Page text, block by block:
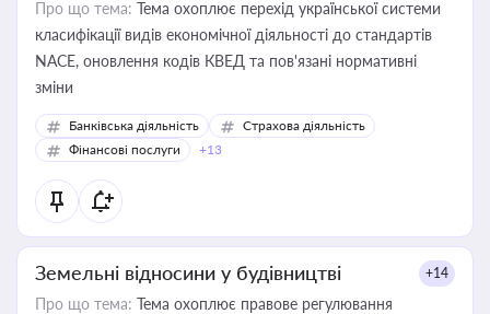
Про що тема: Тема охоплює перехід української системи
класифікації видів економічної діяльності до стандартів
NACE, оновлення кодів КВЕД та пов'язані нормативні
зміни
Банківська діяльність
Страхова діяльність
Фінансові послуги
+13
Земельні відносини у будівництві +14
Про що тема: Тема охоплює правове регулювання